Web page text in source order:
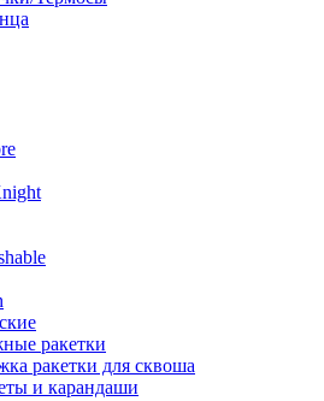
ракетки
ракетки для сквоша
и карандаши